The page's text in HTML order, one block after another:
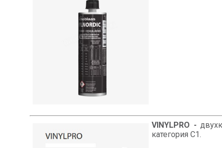
VINYLPRO -
категория C1.